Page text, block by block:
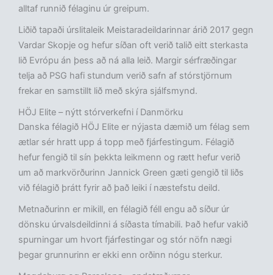
alltaf runnið félaginu úr greipum.
Liðið tapaði úrslitaleik Meistaradeildarinnar árið 2017 gegn
Vardar Skopje og hefur síðan oft verið talið eitt sterkasta
lið Evrópu án þess að ná alla leið. Margir sérfræðingar
telja að PSG hafi stundum verið safn af stórstjörnum
frekar en samstillt lið með skýra sjálfsmynd.
HÖJ Elite – nýtt stórverkefni í Danmörku
Danska félagið HÖJ Elite er nýjasta dæmið um félag sem
ætlar sér hratt upp á topp með fjárfestingum. Félagið
hefur fengið til sín þekkta leikmenn og rætt hefur verið
um að markvörðurinn Jannick Green gæti gengið til liðs
við félagið þrátt fyrir að það leiki í næstefstu deild.
Metnaðurinn er mikill, en félagið féll engu að síður úr
dönsku úrvalsdeildinni á síðasta tímabili. Það hefur vakið
spurningar um hvort fjárfestingar og stór nöfn nægi
þegar grunnurinn er ekki enn orðinn nógu sterkur.